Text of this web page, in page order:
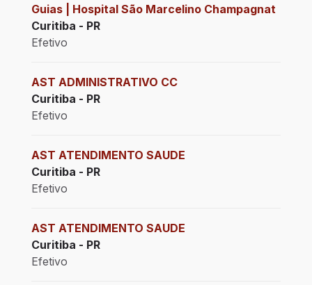
Guias | Hospital São Marcelino Champagnat
Curitiba - PR
Efetivo
AST ADMINISTRATIVO CC
Curitiba - PR
Efetivo
AST ATENDIMENTO SAUDE
Curitiba - PR
Efetivo
AST ATENDIMENTO SAUDE
Curitiba - PR
Efetivo